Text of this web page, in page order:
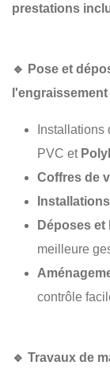
prestations
🔹 Pose et
PVC et
Coffres de
Déposes
meilleure
contrôle
🔹 Travaux de